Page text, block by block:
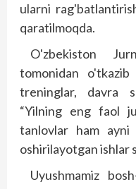
ularni
qaratilmoqda.
O'zbekiston
tomonidan
treninglar, davra
“Yilning eng faol
tanlovlar ham ayni
oshirilayotgan ishlar
Uyushmamiz